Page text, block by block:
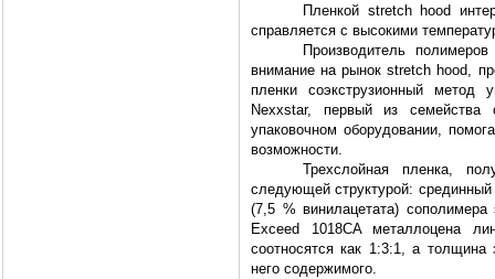
Пленкой stretch hood
справляется с высокими
Производитель
внимание на рынок stretch hood,
пленки соэкструзионный метод
Nexxstar, первый из семейства
упаковочном оборудовании,
возможности.
Трехслойная пленка,
следующей структурой:
(7,5 % винилацетата)
Exceed 1018CA металлоцена
соотносятся как 1:3:1, а толщина
него содержимого.